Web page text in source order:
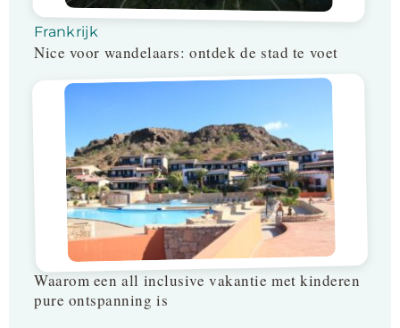
Frankrijk
Nice voor wandelaars: ontdek de stad te voet
Waarom een all inclusive vakantie met kinderen
pure ontspanning is